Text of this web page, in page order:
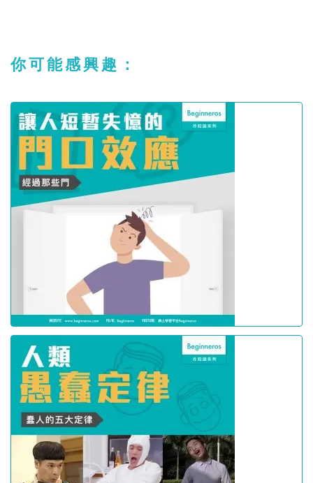
你可能感興趣：